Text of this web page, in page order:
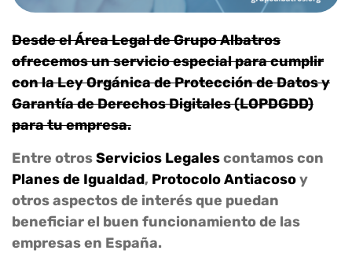
Desde el Área Legal de Grupo Albatros
ofrecemos un servicio especial para cumplir
con la Ley Orgánica de Protección de Datos y
Garantía de Derechos Digitales (LOPDGDD)
para tu empresa.
Entre otrosServicios Legalescontamos con
Planes de Igualdad, Protocolo Antiacosoy
otros aspectos de interés que puedan
beneficiar el buen funcionamiento de las
empresas en España.